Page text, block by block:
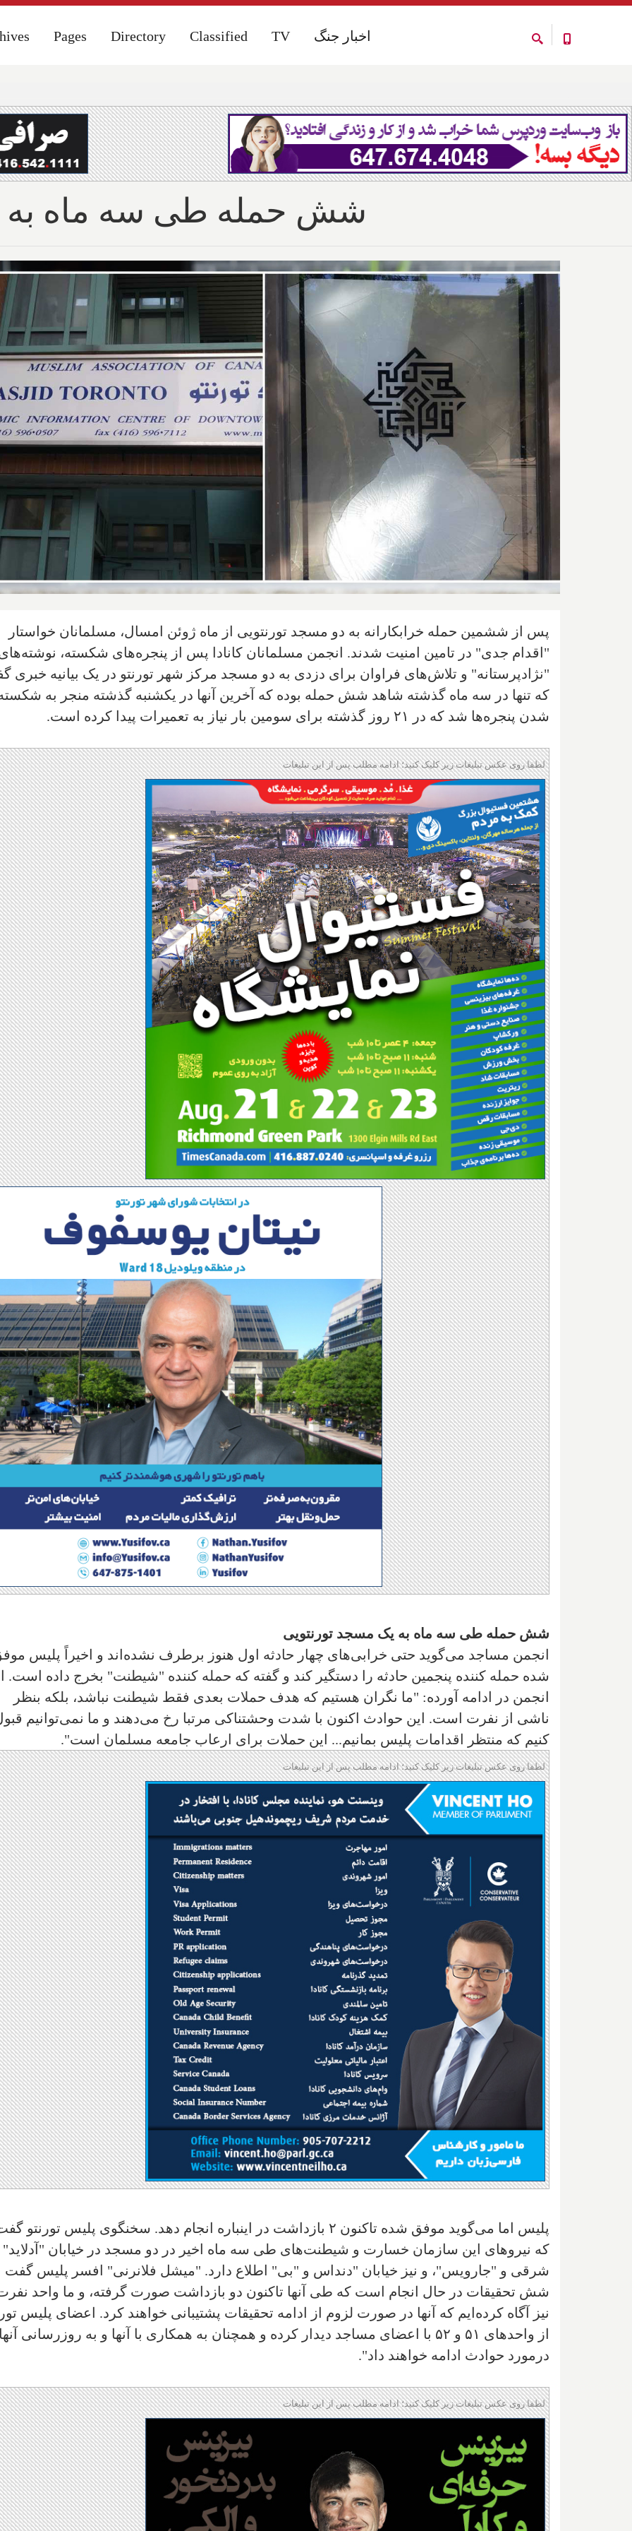
Pages Directory Classified TV اخبار جنگ Pages Directory Classified TV اخبار جنگ
شش حمله طی سه ماه به
پس از ششمین حمله خرابکارانه به دو مسجد تورنتویی از ماه ژوئن امسال، مسلمانان خواستار
"اقدام جدی" در تامین امنیت شدند. انجمن مسلمانان کانادا پس از پنجره‌های شکسته،
"نژادپرستانه" و تلاش‌های فراوان برای دزدی به دو مسجد مرکز شهر تورنتو در یک بیانیه خبری
که تنها در سه ماه گذشته شاهد شش حمله بوده که آخرین آنها در یکشنبه گذشته منجر به
شدن پنجره‌ها شد که در ۲۱ روز گذشته برای سومین بار نیاز به تعمیرات پیدا کرده است.
لطفا روی عکس تبلیغات زیر کلیک کنید؛ ادامه مطلب پس از این تبلیغات
شش حمله طی سه ماه به یک مسجد تورنتویی
انجمن مساجد می‌گوید حتی خرابی‌های چهار حادثه اول هنوز برطرف نشده‌اند و اخیراً پلیس
شده حمله کننده پنجمین حادثه را دستگیر کند و گفته که حمله کننده "شیطنت" بخرج داده است.
انجمن در ادامه آورده: "ما نگران هستیم كه هدف حملات بعدی فقط شیطنت نباشد، بلکه بنظر
ناشی از نفرت است. این حوادث اکنون با شدت وحشتناکی مرتبا رخ می‌دهند و ما نمی‌توانیم
کنیم که منتظر اقدامات پلیس بمانیم... این حملات برای ارعاب جامعه مسلمان است".
لطفا روی عکس تبلیغات زیر کلیک کنید؛ ادامه مطلب پس از این تبلیغات
پلیس اما می‌گوید موفق شده تاکنون ۲ بازداشت در اینباره انجام دهد. سخنگوی پلیس تورنتو
که نیروهای این سازمان خسارت و شیطنت‌های طی سه ماه اخیر در دو مسجد در خیابان "آدلاید"
شرقی و "جارویس"، و نیز خیابان "دنداس و "بی" اطلاع دارد. "میشل فلانرنی" افسر پلیس گفت
شش تحقیقات در حال انجام است که طی آنها تاکنون دو بازداشت صورت گرفته، و ما واحد
نیز آگاه کرده‌ایم که آنها در صورت لزوم از ادامه تحقیقات پشتیبانی خواهند کرد. اعضای پلیس
از واحدهای ۵۱ و ۵۲ با اعضای مساجد دیدار کرده و همچنان به همکاری با آنها و به روزرسانی
درمورد حوادث ادامه خواهند داد".
لطفا روی عکس تبلیغات زیر کلیک کنید؛ ادامه مطلب پس از این تبلیغات